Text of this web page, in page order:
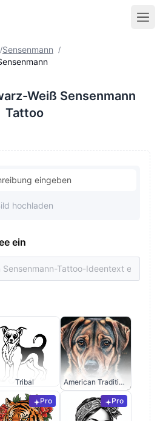
/Sensenmann /
Weiß Sensenmann
Tattoo
eingeben
hochladen
ein
Tribal American Traditional
Pro Pro